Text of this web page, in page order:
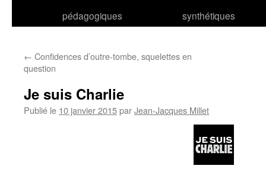
pédagogiques
synthétiques
← Confidences d’outre-tombe, squelettes en
question
Je suis Charlie
Publié le 10 janvier 2015parJean-Jacques Millet